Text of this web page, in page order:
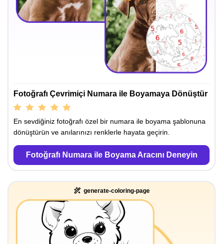
Fotoğrafı Çevrimiçi Numara ile Boyamaya Dönüştür
En sevdiğiniz fotoğrafı özel bir numara ile boyama şablonuna
dönüştürün ve anılarınızı renklerle hayata geçirin.
Fotoğrafı Numara ile Boyama Aracını Deneyin
generate-coloring-page